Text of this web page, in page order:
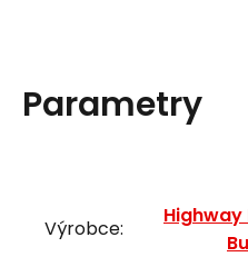
Parametry
Výrobce:
Highway